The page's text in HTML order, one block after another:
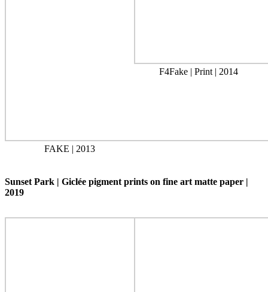
FAKE | 2013
F4Fake | Print | 2014
Sunset Park | Giclée pigment prints on fine art matte paper |
2019